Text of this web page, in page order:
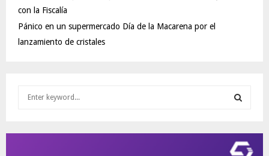
con la Fiscalía
Pánico en un supermercado Día de la Macarena por el
lanzamiento de cristales
E